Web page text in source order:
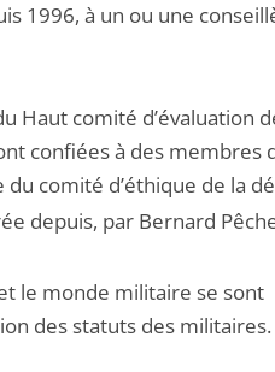
1996, à un ou une
Haut comité d’évaluation
confiées à des membres
du comité d’éthique de la
depuis, par Bernard
le monde militaire se sont
des statuts des militaires.